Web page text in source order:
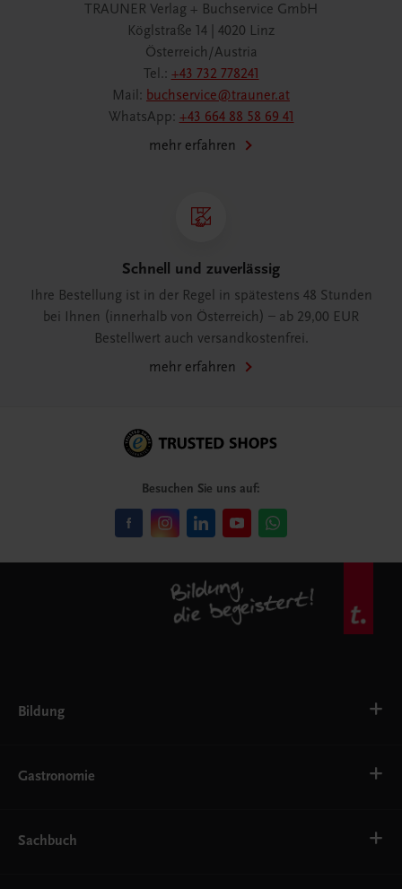
TRAUNER Verlag + Buchservice GmbH
Köglstraße 14 | 4020 Linz
Österreich/Austria
Tel.: +43 732 778241
Mail: buchservice@trauner.at
WhatsApp: +43 664 88 58 69 41
mehr erfahren
Schnell und zuverlässig
Ihre Bestellung ist in der Regel in spätestens 48 Stunden
bei Ihnen (innerhalb von Österreich) – ab 29,00 EUR
Bestellwert auch versandkostenfrei.
mehr erfahren
Besuchen Sie uns auf:
Bildung
AHS
EWF/ZWF
FW
Gastronomie
Getränke
Sachbuch